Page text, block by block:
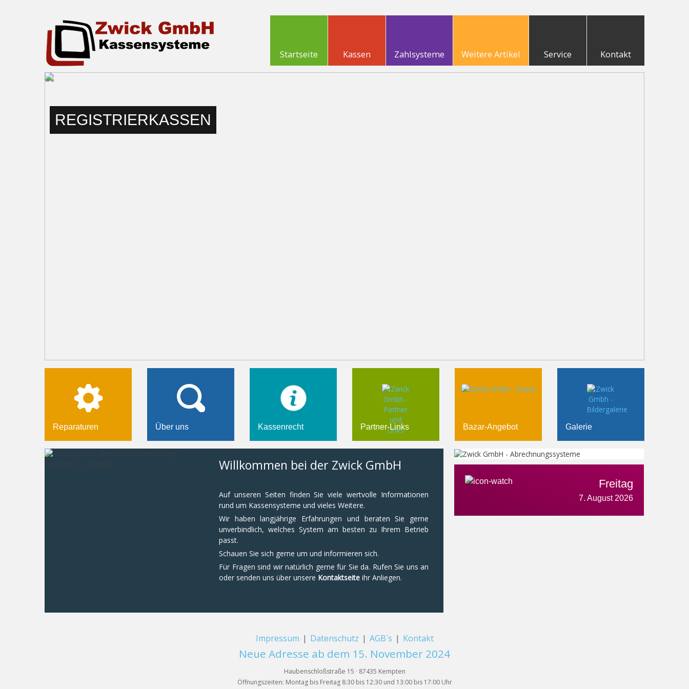
Startseite Kassen Zahlsysteme Weitere Artikel Service Kontakt
REGISTRIERKASSEN
Reparaturen Über uns Kassenrecht Partner-Links Bazar-Angebot Galerie
Willkommen bei der Zwick GmbH
Auf unseren Seiten finden Sie viele wertvolle Informationen
rund um Kassensysteme und vieles Weitere.
Wir haben langjährige Erfahrungen und beraten Sie gerne
unverbindlich, welches System am besten zu Ihrem Betrieb
passt.
Schauen Sie sich gerne um und informieren sich.
Für Fragen sind wir natürlich gerne für Sie da. Rufen Sie uns an
oder senden uns über unsere Kontaktseite ihr Anliegen.
Freitag
7. August 2026
Impressum | Datenschutz | AGB`s | Kontakt
Neue Adresse ab dem 15. November 2024
Haubenschloßstraße 15 · 87435 Kempten
Öffnungszeiten: Montag bis Freitag 8:30 bis 12:30 und 13:00 bis 17:00 Uhr